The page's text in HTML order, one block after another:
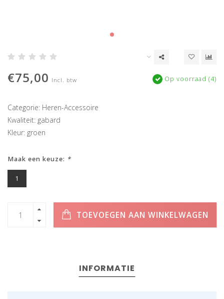
€75,00 Incl. btw Op voorraad (4)
Categorie: Heren-Accessoire
Kwaliteit: gabard
Kleur: groen
Maak een keuze: *
1
TOEVOEGEN AAN WINKELWAGEN
INFORMATIE